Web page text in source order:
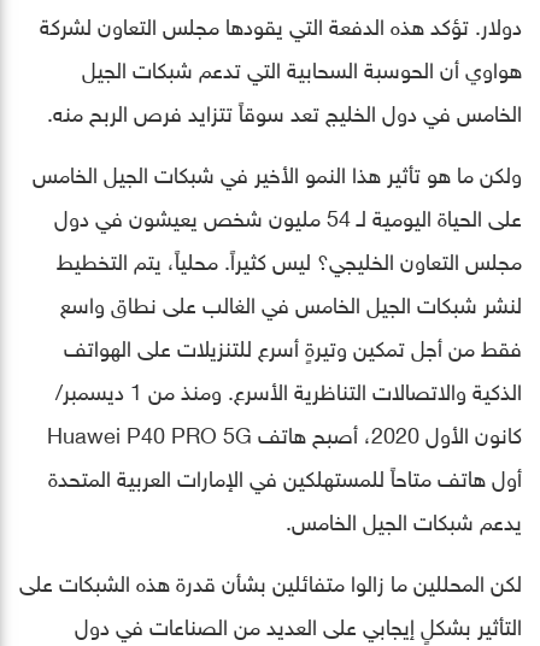
دولار. تؤكد هذه الدفعة التي يقودها مجلس التعاون لشركة
هواوي أن الحوسبة السحابية التي تدعم شبكات الجيل
الخامس في دول الخليج تعد سوقاً تتزايد فرص الربح منه.
ولكن ما هو تأثير هذا النمو الأخير في شبكات الجيل الخامس
على الحياة اليومية لـ 54 مليون شخص يعيشون في دول
مجلس التعاون الخليجي؟ ليس كثيراً. محلياً، يتم التخطيط
لنشر شبكات الجيل الخامس في الغالب على نطاق واسع
فقط من أجل تمكين وتيرةٍ أسرع للتنزيلات على الهواتف
الذكية والاتصالات التناظرية الأسرع. ومنذ من 1 ديسمبر/
كانون الأول 2020، أصبح هاتف Huawei P40 PRO 5G
أول هاتف متاحاً للمستهلكين في الإمارات العربية المتحدة
يدعم شبكات الجيل الخامس.
لكن المحللين ما زالوا متفائلين بشأن قدرة هذه الشبكات على
التأثير بشكلٍ إيجابي على العديد من الصناعات في دول